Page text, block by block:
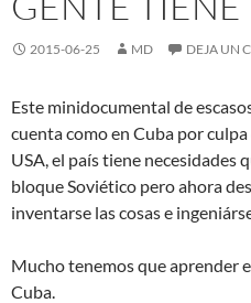
2015-06-25 MD DEJA UN
Este minidocumental de
cuenta como en Cuba por
USA, el país tiene necesidades
bloque Soviético pero ahora
inventarse las cosas e
Mucho tenemos que aprender
Cuba.